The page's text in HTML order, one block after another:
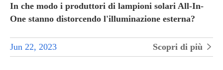
In che modo i produttori di lampioni solari All-In-
One stanno distorcendo l'illuminazione esterna?
Jun 22, 2023 Scopri di più 